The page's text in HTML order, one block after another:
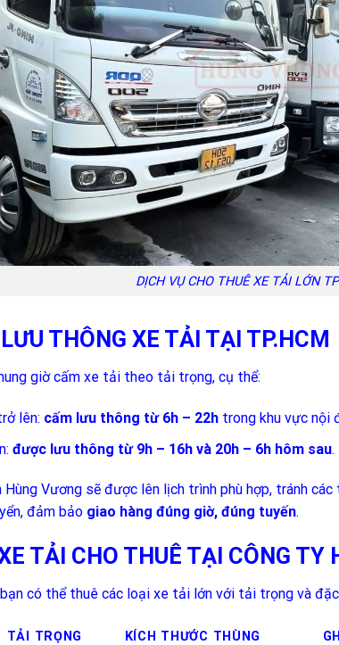
DỊCH VỤ CHO THUÊ XE TẢI LỚN
THÔNG XE TẢI TẠI TP.HCM
giờ cấm xe tải theo tải trọng, cụ thể:
lên: cấm lưu thông từ 6h – 22h trong khu vực nội
được lưu thông từ 9h – 16h và 20h – 6h hôm sau.
Vương sẽ được lên lịch trình phù hợp, tránh
đảm bảo giao hàng đúng giờ, đúng tuyến.
TẢI CHO THUÊ TẠI CÔNG TY
có thể thuê các loại xe tải lớn với tải trọng và
TẢI TRỌNG KÍCH THƯỚC THÙNG